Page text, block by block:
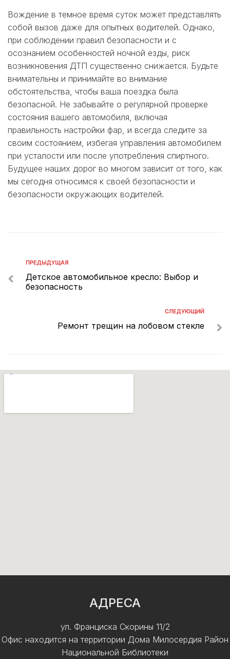
Вождение в темное время суток может представлять
собой вызов даже для опытных водителей. Однако,
при соблюдении правил безопасности и с
осознанием особенностей ночной езды, риск
возникновения ДТП существенно снижается. Будьте
внимательны и принимайте во внимание
обстоятельства, чтобы ваша поездка была
безопасной. Не забывайте о регулярной проверке
состояния вашего автомобиля, включая
правильность настройки фар, и всегда следите за
своим состоянием, избегая управления автомобилем
при усталости или после употребления спиртного.
Будущее наших дорог во многом зависит от того, как
мы сегодня относимся к своей безопасности и
безопасности окружающих водителей.
ПРЕДЫДУЩАЯ
Детское автомобильное кресло: Выбор и
безопасность
СЛЕДУЮЩИЙ
Ремонт трещин на лобовом стекле
АДРЕСА
ул. Франциска Скорины 11/2
Офис находится на территории Дома Милосердия Район
Национальной Библиотеки